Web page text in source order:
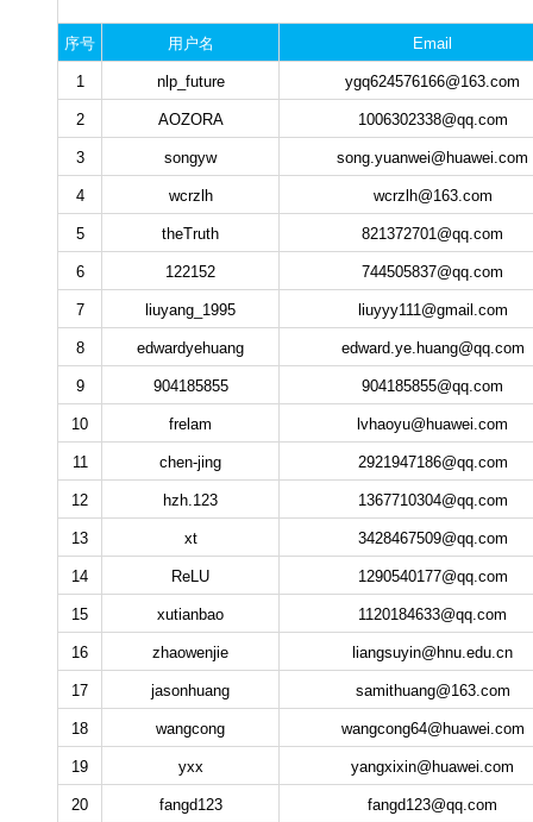
序号 用户名 Email
1 nlp_future ygq624576166@163.com
2 AOZORA 1006302338@qq.com
3 songyw song.yuanwei@huawei.com
4 wcrzlh wcrzlh@163.com
5 theTruth 821372701@qq.com
6 122152 744505837@qq.com
7 liuyang_1995 liuyyy111@gmail.com
8 edwardyehuang edward.ye.huang@qq.com
9 904185855 904185855@qq.com
10 frelam lvhaoyu@huawei.com
11 chen-jing 2921947186@qq.com
12 hzh.123 1367710304@qq.com
13 xt 3428467509@qq.com
14 ReLU 1290540177@qq.com
15 xutianbao 1120184633@qq.com
16 zhaowenjie liangsuyin@hnu.edu.cn
17 jasonhuang samithuang@163.com
18 wangcong wangcong64@huawei.com
19 yxx yangxixin@huawei.com
20 fangd123 fangd123@qq.com